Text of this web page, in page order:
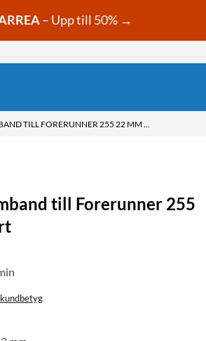
– Upp till 50% →
GARMIN ARMBAND TILL FORERUNNER 255 22 MM SVART
till Forerunner 255